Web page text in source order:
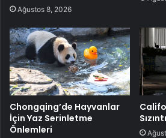
Ağustos 8, 2026
Chongqing’de Hayvanlar
İçin Yaz Serinletme
Önlemleri